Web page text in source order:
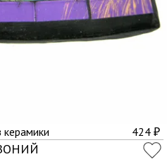
424 ₽